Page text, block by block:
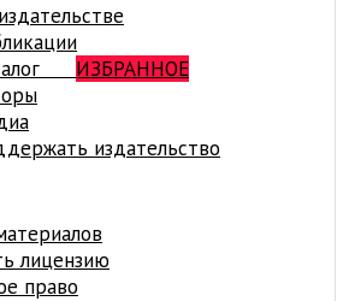
ИЗБРАННОЕ
издательство
лицензию
право